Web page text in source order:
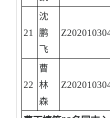
21
沈
鹏
飞
22
曹
林
森